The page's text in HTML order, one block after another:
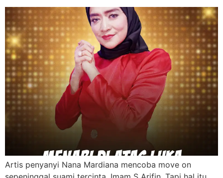
Artis penyanyi Nana Mardiana mencoba move on